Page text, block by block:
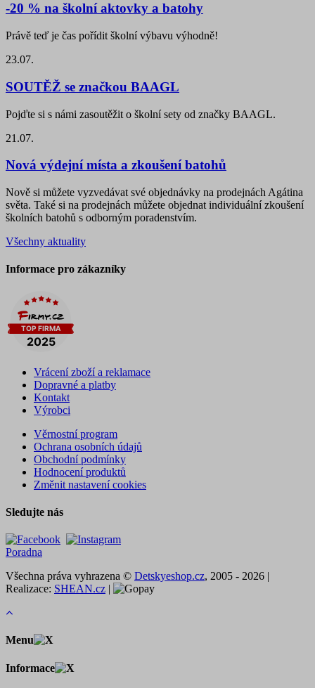
-20 % na školní aktovky a batohy
Právě teď je čas pořídit školní výbavu výhodně!
23.07.
SOUTĚŽ se značkou BAAGL
Pojďte si s námi zasoutěžit o školní sety od značky BAAGL.
21.07.
Nová výdejní místa a zkoušení batohů
Nově si můžete vyzvedávat své objednávky na prodejnách Agátina
světa. Také si na prodejnách můžete objednat individuální zkoušení
školních batohů s odborným poradenstvím.
Všechny aktuality
Informace pro zákazníky
Vrácení zboží a reklamace
Dopravné a platby
Kontakt
Výrobci
Věrnostní program
Ochrana osobních údajů
Obchodní podmínky
Hodnocení produktů
Změnit nastavení cookies
Sledujte nás
Poradna
Všechna práva vyhrazena © Detskyeshop.cz, 2005 - 2026 |
Realizace: SHEAN.cz |
Menu
Informace